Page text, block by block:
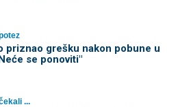
priznao grešku nakon pobune u
se ponoviti"
...